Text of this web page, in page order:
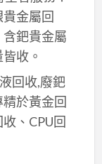
金屬回
鈀貴金屬
收。
回收,廢鈀
於黃金回
、CPU回